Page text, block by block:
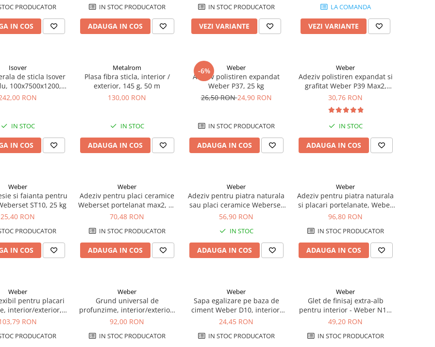
PRODUCATOR
IN COS
IN STOC PRODUCATOR
ADAUGA IN COS
IN STOC PRODUCATOR
VEZI VARIANTE
LA COMANDA
VEZI VARIANTE
Isover
de sticla Isover
100x7500x1200,
9m2/rola
RON
IN STOC
IN COS
Metalrom
Plasa fibra sticla, interior /
exterior, 145 g, 50 m
130,00 RON
IN STOC
ADAUGA IN COS
-6% Weber
Adeziv polistiren expandat
Weber P37, 25 kg
26,50 RON24,90 RON
IN STOC PRODUCATOR
ADAUGA IN COS
Weber
Adeziv polistiren expandat si
grafitat Weber P39 Max2,
exterior, 25 kg
30,76 RON
IN STOC
ADAUGA IN COS
Weber
si faianta pentru
ST10, 25 kg
25,40 RON
PRODUCATOR
IN COS
Weber
Adeziv pentru placi ceramice
Weberset portelanat max2, 25
kg
70,48 RON
IN STOC PRODUCATOR
ADAUGA IN COS
Weber
Adeziv pentru piatra naturala
sau placi ceramice Weberset
Stone, alb, 25 kg
56,90 RON
IN STOC
ADAUGA IN COS
Weber
Adeziv pentru piatra naturala
si placari portelanate, Weber
Marmoplus, 25 kg
96,80 RON
IN STOC PRODUCATOR
ADAUGA IN COS
Weber
pentru placari
interior/exterior,
Max2, gri, 25
RON
PRODUCATOR
Weber
Grund universal de
profunzime, interior/exterior,
Weber GR100, gri, 5 kg
92,00 RON
IN STOC PRODUCATOR
Weber
Sapa egalizare pe baza de
ciment Weber D10, interior,
30 kg
24,45 RON
IN STOC PRODUCATOR
Weber
Glet de finisaj extra-alb
pentru interior - Weber N19,
20kg
49,20 RON
IN STOC PRODUCATOR